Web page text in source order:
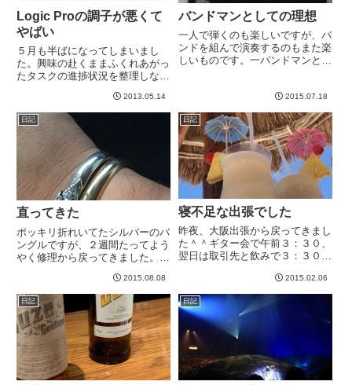
Logic Proの調子が悪くて
やばい
５月も半ばになってしまいまし
た。興味の赴くままふくれあがっ
たタスクの進捗状況を整理しない
アレンジ、バンドのオリジナル曲
のたたき台提出、マル秘企画のた
めのオケの打ち込みと、DAWを
ばりばり使わねばならないとい...
2013.05.14
バンドマンとしての理想
一人で弾くのも楽しいですが、バ
ンドを組んで演奏するのもまた楽
しいものです。一バンドマンとし
オwwいつでも爆音で弾ける、こ
れ理想。できれば、何人か集まれ
るくらいのスペースがいい。も
っ...
2015.07.18
日記
直ってきた
ポッキリ折れいてたシルバーのバ
ングルですが、２週間たってよう
やく修理から戻ってきました。綺
2015.08.08
日記
寝不足な出張でした
昨夜、大阪出張から戻ってきまし
た＾＾ギター会で午前３：３０、
翌日は取引先と飲みで３：３０と
ー会のレポートは、らんでぃさん
に「キモかわな感じで書いてw」
と言われてるのですが、「みんな
ー！モカだよ！⭐️」という例の...
2015.02.06
日記 日記